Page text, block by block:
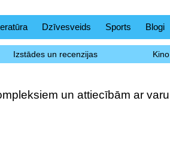
Dzīvesveids Sports Blogi
Izstādes un recenzijas Kino
un attiecībām ar varu